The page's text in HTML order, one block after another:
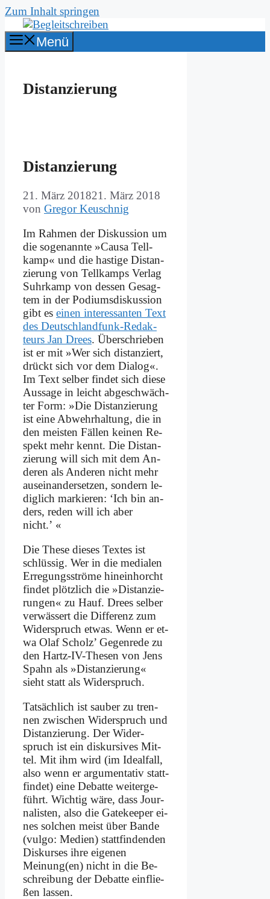
Zum Inhalt springen
Menü
Distanzierung
Di­stan­zie­rung
21. März 201821. März 2018
von Gregor Keuschnig
Im Rah­men der Dis­kus­si­on um
die so­ge­nann­te »Cau­sa Tell­
kamp« und die ha­sti­ge Di­stan­
zie­rung von Tell­kamps Ver­lag
Suhr­kamp von des­sen Ge­sag­
tem in der Podiums­diskussion
gibt es ei­nen in­ter­es­san­ten Text
des Deutsch­land­funk-Re­dak­
teurs Jan Drees. Über­schrie­ben
ist er mit »Wer sich di­stan­ziert,
drückt sich vor dem Dia­log«.
Im Text sel­ber fin­det sich die­se
Aus­sa­ge in leicht ab­ge­schwäch­
ter Form: »Die Di­stan­zie­rung
ist ei­ne Ab­wehr­hal­tung, die in
den mei­sten Fäl­len kei­nen Re­
spekt mehr kennt. Die Di­stan­
zie­rung will sich mit dem An­
de­ren als An­de­ren nicht mehr
aus­ein­an­der­set­zen, son­dern le­
dig­lich mar­kie­ren: ‘Ich bin an­
ders, re­den will ich aber
nicht.’ «
Die The­se die­ses Tex­tes ist
schlüs­sig. Wer in die me­dia­len
Er­re­gungs­strö­me hin­ein­horcht
fin­det plötz­lich die »Di­stan­zie­
run­gen« zu Hauf. Drees sel­ber
ver­wäs­sert die Dif­fe­renz zum
Wi­der­spruch et­was. Wenn er et­
wa Olaf Scholz’ Ge­gen­re­de zu
den Hartz-IV-The­sen von Jens
Spahn als »Di­stan­zie­rung«
sieht statt als Wi­der­spruch.
Tat­säch­lich ist sau­ber zu tren­
nen zwi­schen Wi­der­spruch und
Di­stan­zie­rung. Der Wi­der­
spruch ist ein dis­kur­si­ves Mit­
tel. Mit ihm wird (im Ide­al­fall,
al­so wenn er ar­gu­men­ta­tiv statt­
fin­det) ei­ne De­bat­te wei­ter­ge­
führt. Wich­tig wä­re, dass Jour­
na­li­sten, al­so die Gate­kee­per ei­
nes sol­chen meist über Ban­de
(vul­go: Me­di­en) statt­fin­den­den
Dis­kur­ses ih­re ei­ge­nen
Meinung(en) nicht in die Be­
schrei­bung der De­bat­te ein­flie­
ßen las­sen.